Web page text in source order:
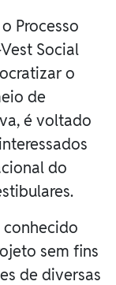
Processo
Social
o
de
é voltado
do
conhecido
sem fins
de diversas